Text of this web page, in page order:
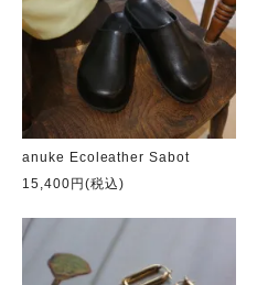
anuke Ecoleather Sabot
15,400円(税込)